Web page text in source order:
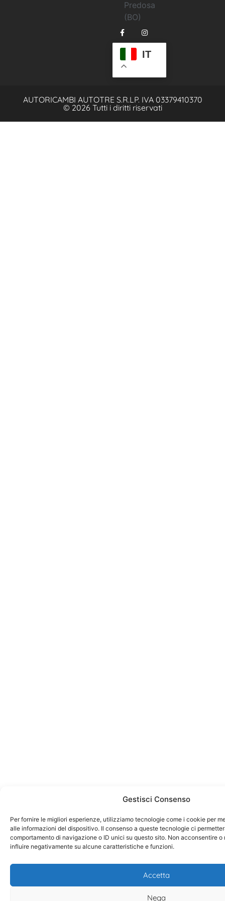
Gestisci Consenso
Per fornire le migliori esperienze, utilizziamo tecnologie come i cookie per
alle informazioni del dispositivo. Il consenso a queste tecnologie ci
comportamento di navigazione o ID unici su questo sito. Non acconsentire o
influire negativamente su alcune caratteristiche e funzioni.
Accetta
Nega
Predosa
(BO)
IT
AUTORICAMBI AUTOTRE S.R.L P. IVA 03379410370
© 2026 Tutti i diritti riservati